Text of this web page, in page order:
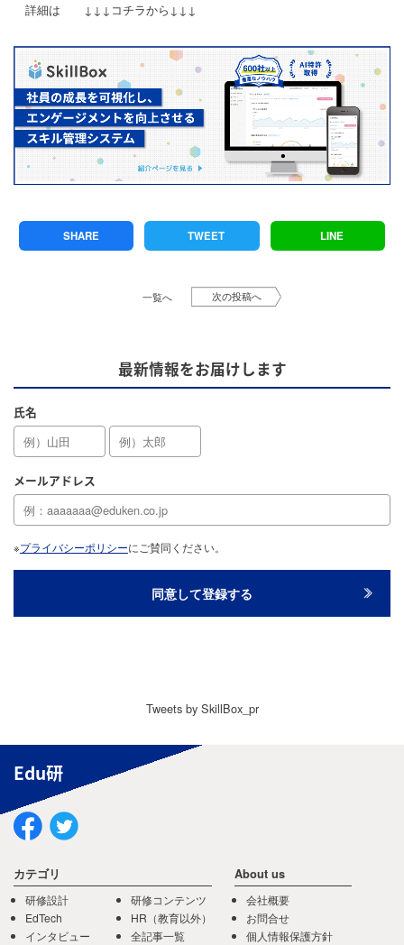
詳細は ↓↓↓コチラから↓↓↓
SHARE TWEET LINE
一覧へ 次の投稿へ
最新情報をお届けします
氏名
メールアドレス
※プライバシーポリシーにご賛同ください。
Tweets by SkillBox_pr
Edu研
カテゴリ
研修設計
EdTech
インタビュー
研修コンテンツ
HR（教育以外）
全記事一覧
About us
会社概要
お問合せ
個人情報保護方針